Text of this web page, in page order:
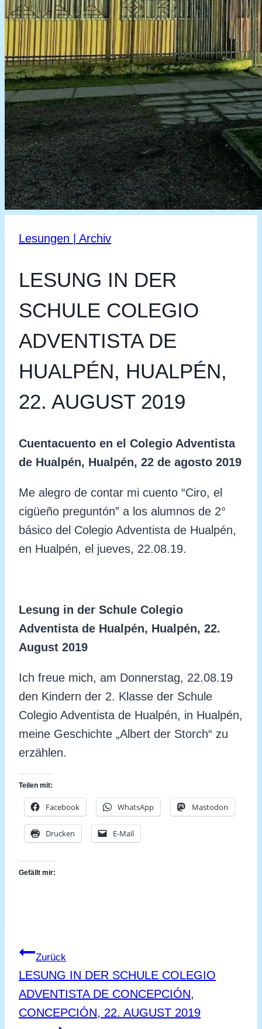
Lesungen | Archiv
LESUNG IN DER
SCHULE COLEGIO
ADVENTISTA DE
HUALPÉN, HUALPÉN,
22. AUGUST 2019
Cuentacuento en el Colegio Adventista
de Hualpén, Hualpén, 22 de agosto 2019
Me alegro de contar mi cuento “Ciro, el
cigüeño preguntón” a los alumnos de 2°
básico del Colegio Adventista de Hualpén,
en Hualpén, el jueves, 22.08.19.
Lesung in der Schule Colegio
Adventista de Hualpén, Hualpén, 22.
August 2019
Ich freue mich, am Donnerstag, 22.08.19
den Kindern der 2. Klasse der Schule
Colegio Adventista de Hualpén, in Hualpén,
meine Geschichte „Albert der Storch“ zu
erzählen.
Teilen mit:
Facebook WhatsApp Mastodon
Drucken E-Mail
Gefällt mir:
Beitragsnavigation
Zurück
LESUNG IN DER SCHULE COLEGIO
ADVENTISTA DE CONCEPCIÓN,
CONCEPCIÓN, 22. AUGUST 2019